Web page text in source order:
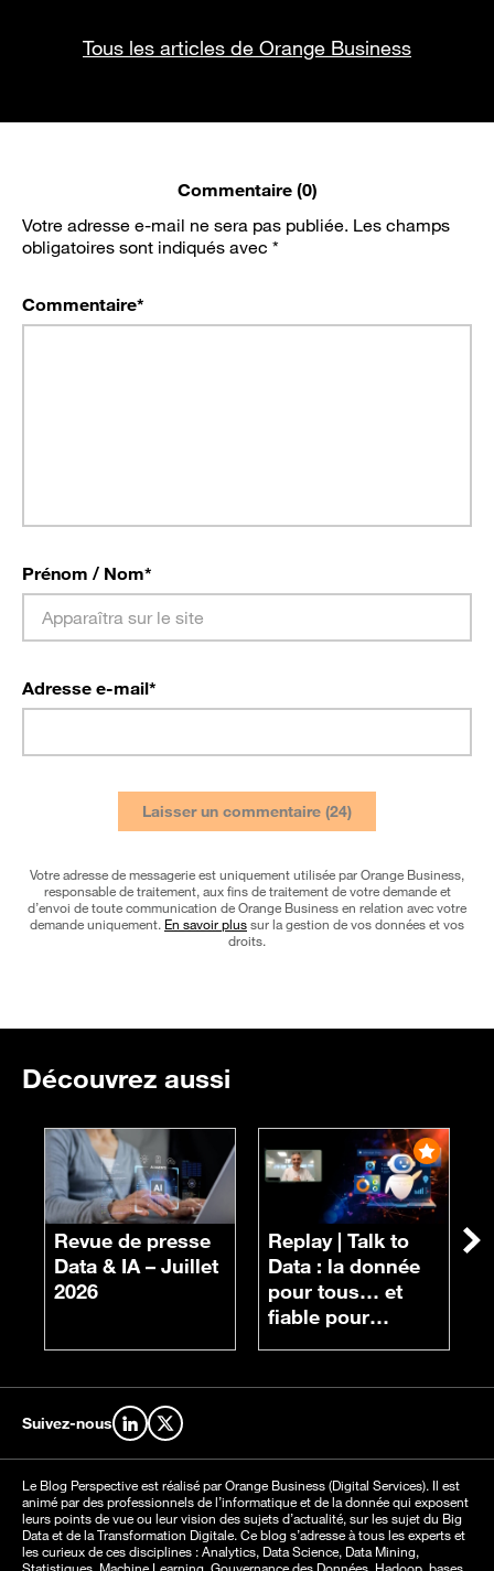
Tous les articles de Orange Business
Commentaire (0)
Votre adresse e-mail ne sera pas publiée. Les champs
obligatoires sont indiqués avec *
Commentaire*
Prénom / Nom*
Adresse e-mail*
Votre adresse de messagerie est uniquement utilisée par Orange Business,
responsable de traitement, aux fins de traitement de votre demande et
d’envoi de toute communication de Orange Business en relation avec votre
demande uniquement. En savoir plussur la gestion de vos données et vos
droits.
Découvrez aussi
Revue de presse
Data & IA – Juillet
2026
Replay |
Data : la donnée
pour tous… et
fiable pour
Suivez-nous Retrouvez-nous sur LinkedIn
Retrouvez-nous sur X
Le Blog Perspective est réalisé par Orange Business (Digital Services). Il est
animé par des professionnels de l’informatique et de la donnée qui exposent
leurs points de vue ou leur vision des sujets d’actualité, sur les sujet du Big
Data et de la Transformation Digitale. Ce blog s’adresse à tous les experts et
les curieux de ces disciplines : Analytics, Data Science, Data Mining,